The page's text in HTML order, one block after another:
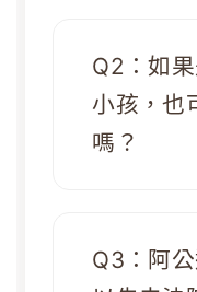
Q2：如
小孩，也
嗎？
Q3：阿